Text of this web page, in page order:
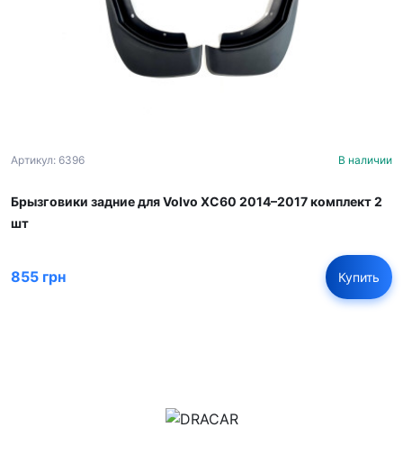
Артикул: 6396 В наличии
Брызговики задние для Volvo XC60 2014–2017 комплект 2
шт
855 грн Купить